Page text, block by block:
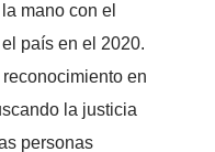
mano con el
país en el 2020.
en
la justicia
personas